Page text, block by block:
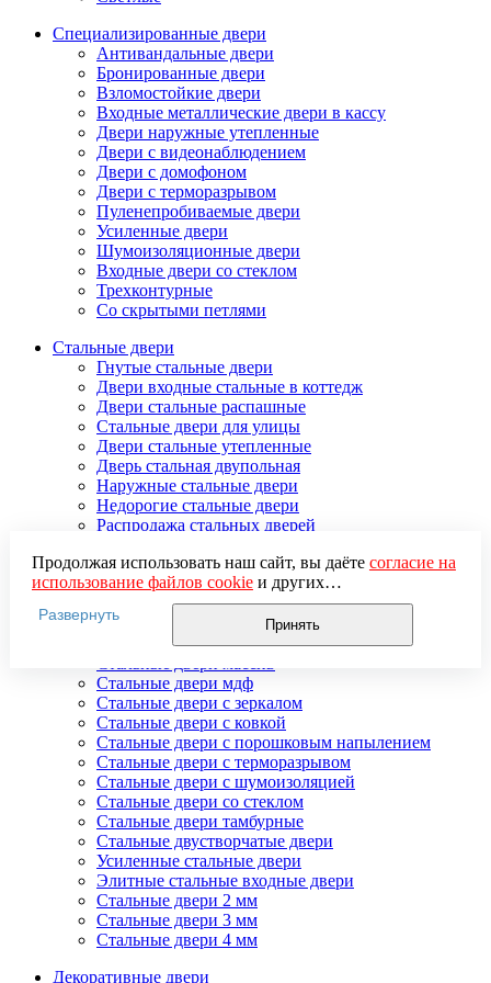
Специализированные двери
Антивандальные двери
Бронированные двери
Взломостойкие двери
Входные металлические двери в кассу
Двери наружные утепленные
Двери с видеонаблюдением
Двери с домофоном
Двери с терморазрывом
Пуленепробиваемые двери
Усиленные двери
Шумоизоляционные двери
Входные двери со стеклом
Трехконтурные
Со скрытыми петлями
Стальные двери
Гнутые стальные двери
Двери входные стальные в коттедж
Двери стальные распашные
Стальные двери для улицы
Двери стальные утепленные
Дверь стальная двупольная
Наружные стальные двери
Недорогие стальные двери
Распродажа стальных дверей
Стальная дверь на дачу
Стальные взломостойкие двери
Стальные входные двери в квартиру
Стальные двери в подъезд
Стальные двери внутреннего открывания
Стальные двери мдф
Стальные двери с зеркалом
Стальные двери с ковкой
Стальные двери с порошковым напылением
Стальные двери с терморазрывом
Стальные двери с шумоизоляцией
Стальные двери со стеклом
Стальные двери тамбурные
Стальные двустворчатые двери
Усиленные стальные двери
Элитные стальные входные двери
Стальные двери 2 мм
Стальные двери 3 мм
Стальные двери 4 мм
Декоративные двери
Продолжая использовать наш сайт, вы даёте согласие на
использование файлов cookieи других
пользовательских данных (включая IP-адрес, сведения о
местоположении, устройстве, действиях на сайте и т. п.)
для функционирования сайта, проведения
использования систем аналитики (например,
Яндекс.Метрика), в соответствии с нашей
обработки персональных данных.
Если вы не хотите, чтобы ваши данные обрабатывались,
настройте ограничения в браузере или покиньте сайт.
Развернуть
Принять